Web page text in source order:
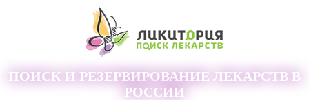
ПОИСК И РЕЗЕРВИРОВАНИЕ ЛЕКАРСТВ В
РОССИИ